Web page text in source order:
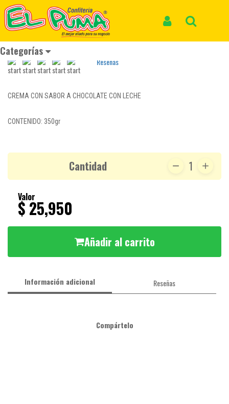
Categorías
Inicio Productos JET CREMA TARRO *350gr
JET CREMA TARRO *350gr
REF: CHOCOLATE 258
Reseñas
CREMA CON SABOR A CHOCOLATE CON LECHE
CONTENIDO: 350gr
Cantidad 1
Valor
$ 25,950
Añadir al carrito
Información adicional Reseñas
Compártelo